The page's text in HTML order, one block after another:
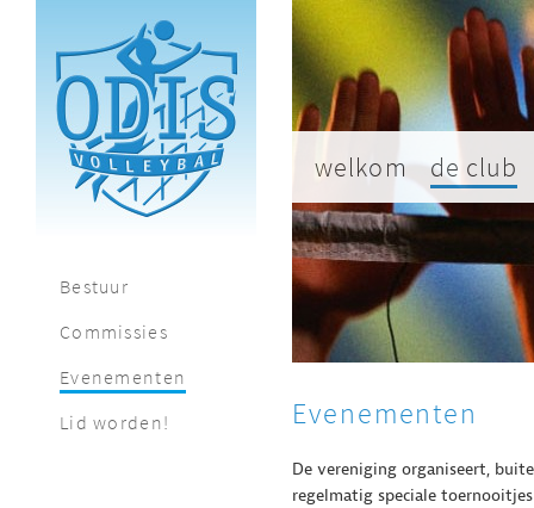
Bestuur
Commissies
Evenementen
Lid worden!
welkom de club
Evenementen
De vereniging organiseert,
regelmatig speciale